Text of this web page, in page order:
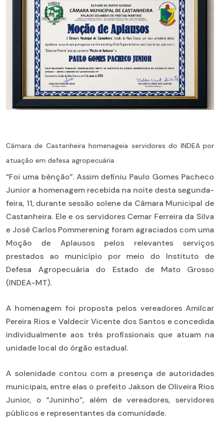
Câmara de Castanheira homenageia servidores do INDEA por
atuação em defesa agropecuária
“Foi uma bênção”. Assim definiu Paulo Gomes Pacheco
Junior a homenagem recebida na noite desta segunda-
feira, 11, durante sessão solene da Câmara Municipal de
Castanheira. Ele e os servidores Cemar Ferreira da Silva
e José Carlos Pommerening foram agraciados com uma
Moção de Aplausos pelos relevantes serviços
prestados ao município por meio do Instituto de
Defesa Agropecuária do Estado de Mato Grosso
(INDEA-MT).
A homenagem foi proposta pelos vereadores Amilcar
Pereira Rios e Valdecir Vicente dos Santos e concedida
individualmente aos três profissionais que atuam na
unidade local do órgão estadual.
A solenidade contou com a presença de autoridades
municipais, entre elas o prefeito Jakson de Oliveira Rios
Junior, o “Juninho”, além de vereadores, servidores
públicos e representantes da comunidade.